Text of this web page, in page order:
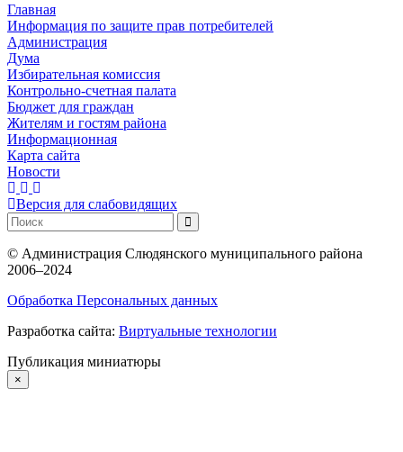
Главная
Информация по защите прав потребителей
Администрация
Дума
Избирательная комиссия
Контрольно-счетная палата
Бюджет для граждан
Жителям и гостям района
Информационная
Карта сайта
Новости
Версия для слабовидящих
© Администрация Слюдянского муниципального района
2006–2024
Обработка Персональных данных
Разработка сайта: Виртуальные технологии
Публикация миниатюры
×